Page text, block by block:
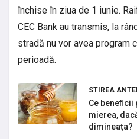
închise în ziua de 1 iunie.
CEC Bank au transmis, la
stradă nu vor avea program
perioadă.
STIREA
Ce beneficii
mierea,
dimineața?